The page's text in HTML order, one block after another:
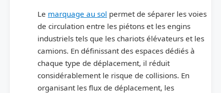
Le marquage au sol permet de séparer les voies
de circulation entre les piétons et les engins
industriels tels que les chariots élévateurs et les
camions. En définissant des espaces dédiés à
chaque type de déplacement, il réduit
considérablement le risque de collisions. En
organisant les flux de déplacement, les